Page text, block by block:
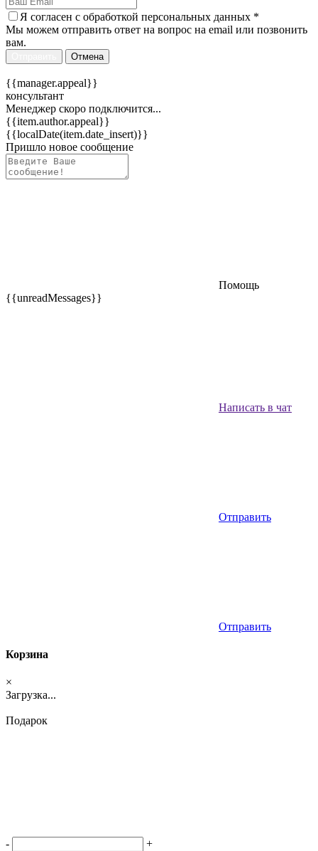
Я согласен c обработкой персональных данных *
Мы можем отправить ответ на вопрос на email или позвонить
вам.
Отмена
{{manager.appeal}}
консультант
Менеджер скоро подключится...
{{item.author.appeal}}
{{localDate(item.date_insert)}}
Пришло новое сообщение
Помощь
{{unreadMessages}}
Написать в чат
Отправить
Отправить
Корзина
×
Загрузка...
Подарок
-
+